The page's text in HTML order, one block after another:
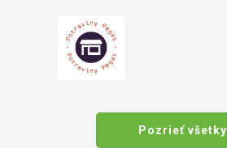
Pozrieť všetky